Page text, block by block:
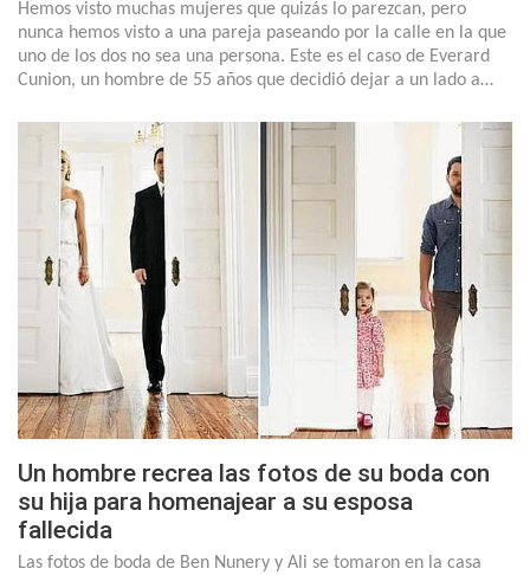
Hemos visto muchas mujeres que quizás lo parezcan, pero
nunca hemos visto a una pareja paseando por la calle en la que
uno de los dos no sea una persona. Este es el caso de Everard
Cunion, un hombre de 55 años que decidió dejar a un lado a…
Un hombre recrea las fotos de su boda con
su hija para homenajear a su esposa
fallecida
Las fotos de boda de Ben Nunery y Ali se tomaron en la casa